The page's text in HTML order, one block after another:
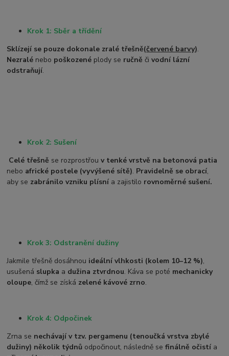
Krok 1: Sběr a třídění
Sklízejí se pouze dokonale zralé třešně(červené barvy).
Nezralé nebo poškozené plody se ručně čivodní lázní
odstraňují.
Krok 2: Sušení
Celé třešně se rozprostřouv tenké vrstvě na betonová patia
nebo africké postele (vyvýšené sítě). Pravidelně se obrací,
aby se zabránilo vzniku plísní a zajistilo rovnoměrné sušení.
Krok 3: Odstranění dužiny
Jakmile třešně dosáhnou ideální vlhkosti (kolem 10–12 %),
usušená slupka a dužina ztvrdnou. Káva se poté mechanicky
oloupe, čímž se získá zelené kávové zrno.
Krok 4: Odpočinek
Zrna se nechávají v tzv. pergamenu (tenoučká vrstva zbylé
dužiny) několik týdnů odpočinout, následně sefinálně očistí a